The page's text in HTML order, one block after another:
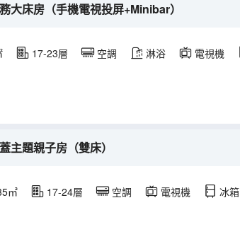
大床房（手機電視投屏+Minibar）
17-23層 空調 淋浴 電視機
主題親子房（雙床）
㎡ 17-24層 空調 電視機 冰箱